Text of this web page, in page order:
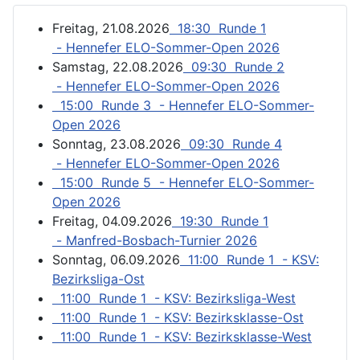
Freitag, 21.08.2026 18:30 Runde 1
- Hennefer ELO-Sommer-Open 2026
Samstag, 22.08.2026 09:30 Runde 2
- Hennefer ELO-Sommer-Open 2026
15:00 Runde 3 - Hennefer ELO-Sommer-
Open 2026
Sonntag, 23.08.2026 09:30 Runde 4
- Hennefer ELO-Sommer-Open 2026
15:00 Runde 5 - Hennefer ELO-Sommer-
Open 2026
Freitag, 04.09.2026 19:30 Runde 1
- Manfred-Bosbach-Turnier 2026
Sonntag, 06.09.2026 11:00 Runde 1 - KSV:
Bezirksliga-Ost
11:00 Runde 1 - KSV: Bezirksliga-West
11:00 Runde 1 - KSV: Bezirksklasse-Ost
11:00 Runde 1 - KSV: Bezirksklasse-West